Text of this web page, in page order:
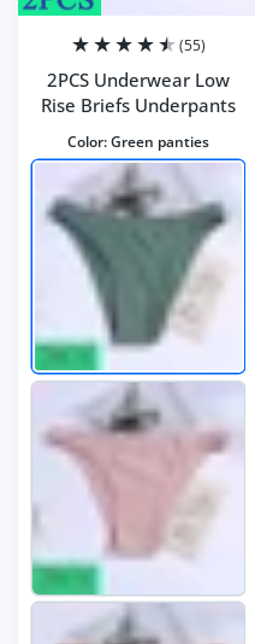
(55)
2PCS Underwear Low
Rise Briefs Underpants
Color:Green panties